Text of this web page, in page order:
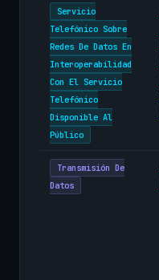
Servicio
Telefónico Sobre
Redes De Datos En
Interoperabilidad
Con El Servicio
Telefónico
Disponible Al
Público
Transmisión De
Datos